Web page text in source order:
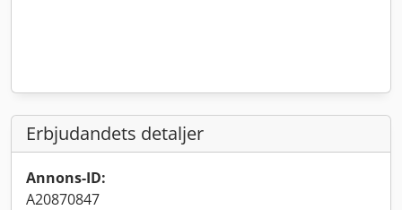
Erbjudandets detaljer
Annons-ID:
A20870847